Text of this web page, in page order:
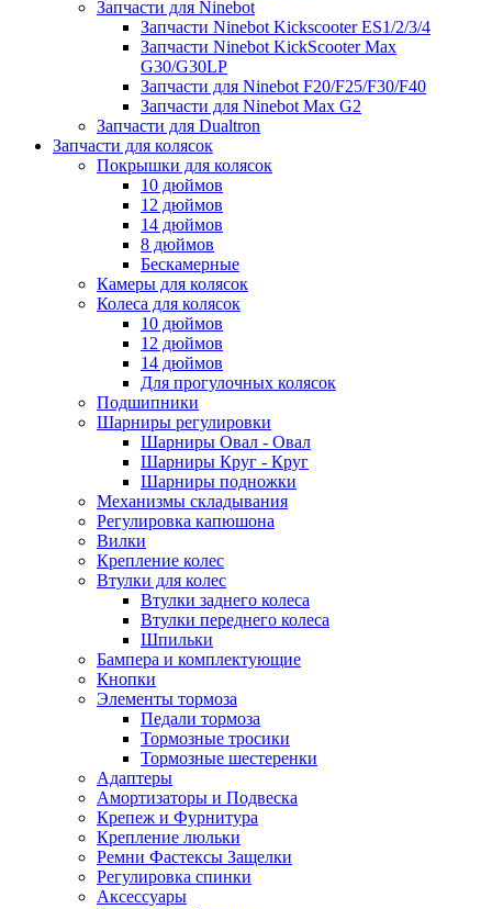
Запчасти для Ninebot
Запчасти Ninebot Kickscooter ES1/2/3/4
Запчасти Ninebot KickScooter Max
G30/G30LP
Запчасти для Ninebot F20/F25/F30/F40
Запчасти для Ninebot Max G2
Запчасти для Dualtron
Запчасти для колясок
Покрышки для колясок
10 дюймов
12 дюймов
14 дюймов
8 дюймов
Бескамерные
Камеры для колясок
Колеса для колясок
10 дюймов
12 дюймов
14 дюймов
Для прогулочных колясок
Подшипники
Шарниры регулировки
Шарниры Овал - Овал
Шарниры Круг - Круг
Шарниры подножки
Механизмы складывания
Регулировка капюшона
Вилки
Крепление колес
Втулки для колес
Втулки заднего колеса
Втулки переднего колеса
Шпильки
Бампера и комплектующие
Кнопки
Элементы тормоза
Педали тормоза
Тормозные тросики
Тормозные шестеренки
Адаптеры
Амортизаторы и Подвеска
Крепеж и Фурнитура
Крепление люльки
Ремни Фастексы Защелки
Регулировка спинки
Аксессуары